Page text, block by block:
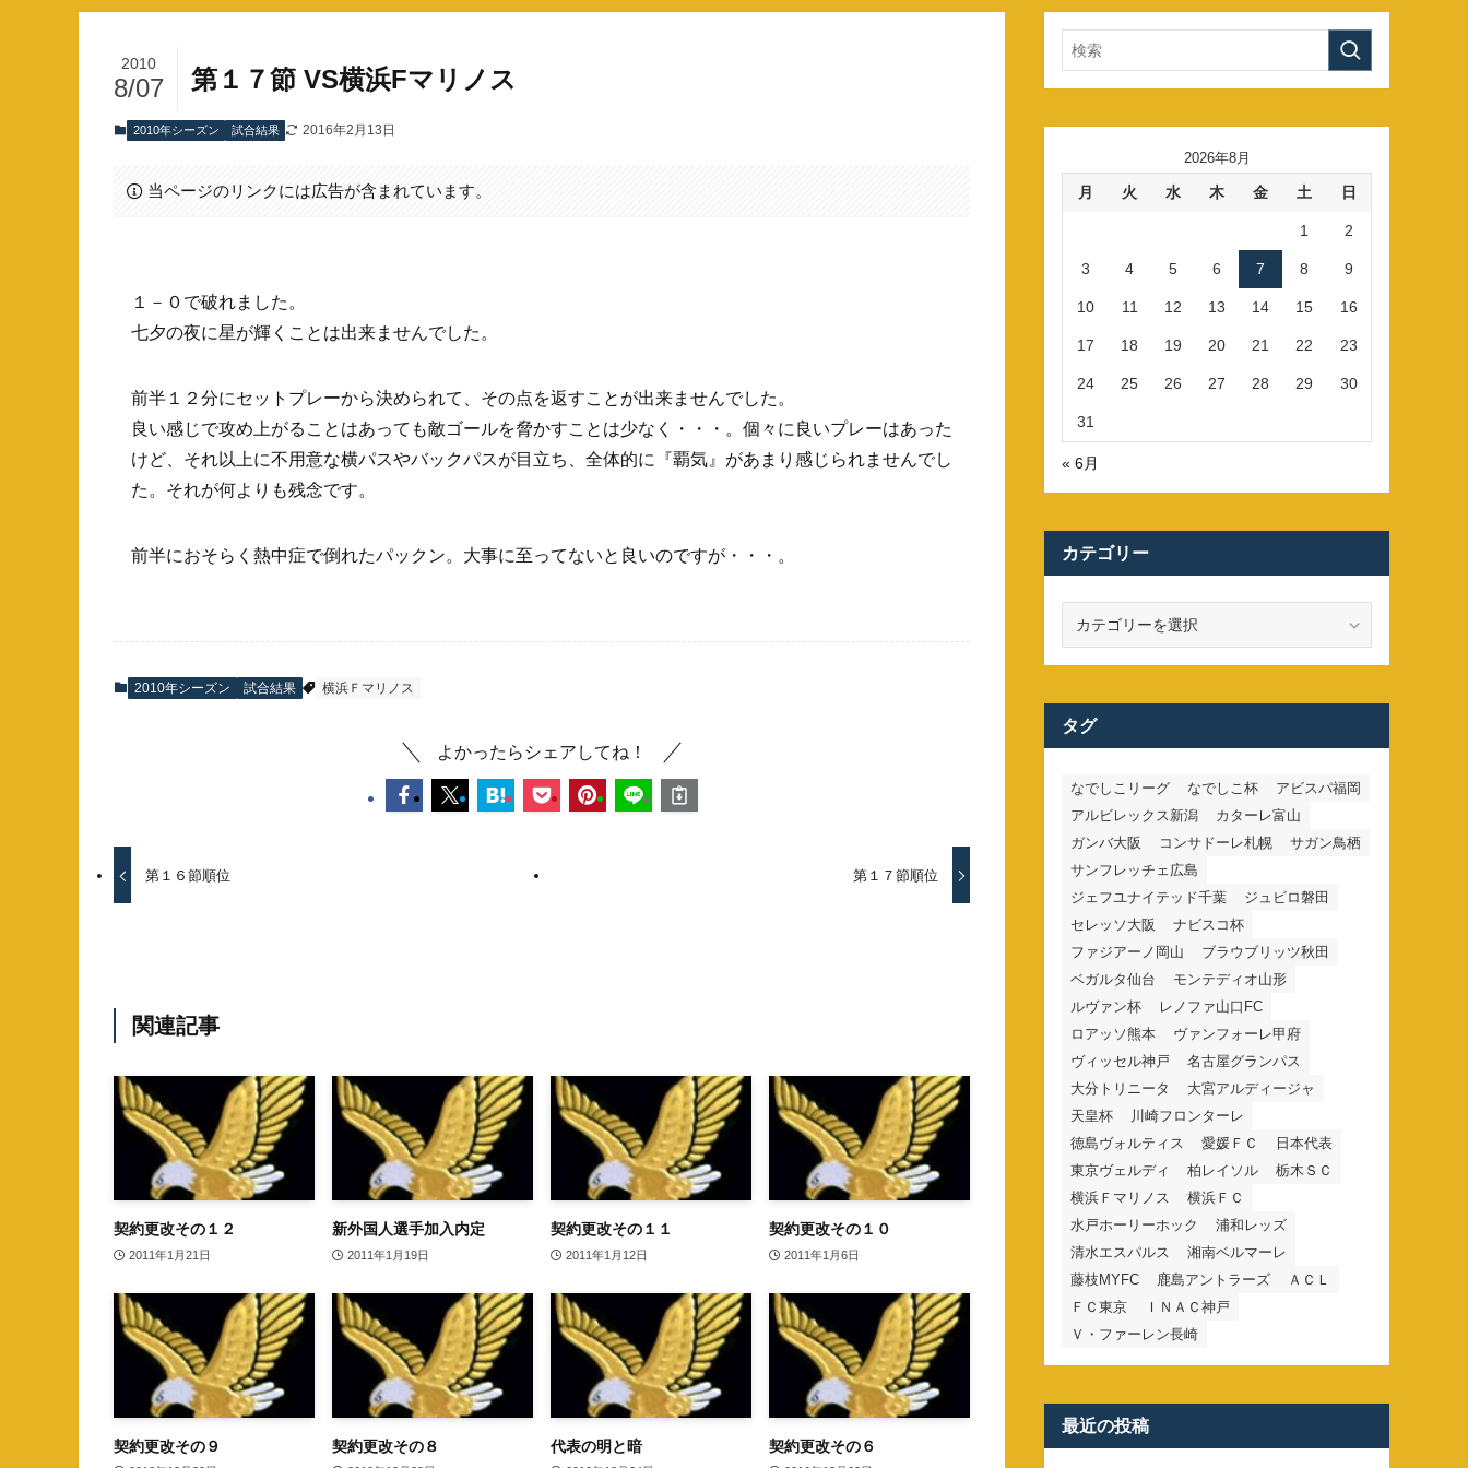
第１７節 VS横浜Fマリノス
2010
8/07
2010年シーズン 試合結果 2016年2月13日
当ページのリンクには広告が含まれています。
１－０で破れました。
七夕の夜に星が輝くことは出来ませんでした。
前半１２分にセットプレーから決められて、その点を返すことが出来ませんでした。
良い感じで攻め上がることはあっても敵ゴールを脅かすことは少なく・・・。個々に良いプレーはあった
けど、それ以上に不用意な横パスやバックパスが目立ち、全体的に『覇気』があまり感じられませんでし
た。それが何よりも残念です。
前半におそらく熱中症で倒れたパックン。大事に至ってないと良いのですが・・・。
2010年シーズン 試合結果 横浜Ｆマリノス
よかったらシェアしてね！
第１６節順位 第１７節順位
関連記事
契約更改その１２
2011年1月21日
新外国人選手加入内定
2011年1月19日
契約更改その１１
2011年1月12日
契約更改その１０
2011年1月6日
契約更改その９ 契約更改その８ 代表の明と暗 契約更改その６
2026年8月
月 火 水 木 金 土 日
1 2
3 4 5 6 7 8 9
10 11 12 13 14 15 16
17 18 19 20 21 22 23
24 25 26 27 28 29 30
31
« 6月
カテゴリー
ー
タグ
なでしこリーグ なでしこ杯
アビスパ福岡
アルビレックス新潟
カターレ富山
ガンバ大阪
コンサドーレ札幌
サガン鳥栖
サンフレッチェ広島
ジェフユナイテッド千葉
ジュビロ磐田
セレッソ大阪
ナビスコ杯
ファジアーノ岡山
ブラウブリッツ秋田
ベガルタ仙台
モンテディオ山形
ルヴァン杯
レノファ山口FC
ロアッソ熊本
ヴァンフォーレ甲府
ヴィッセル神戸
名古屋グランパス
大分トリニータ
大宮アルディージャ
天皇杯
川崎フロンターレ
徳島ヴォルティス
愛媛ＦＣ
日本代表
東京ヴェルディ
柏レイソル
栃木ＳＣ
横浜Ｆマリノス
横浜ＦＣ
水戸ホーリーホック
浦和レッズ
清水エスパルス
湘南ベルマーレ
藤枝MYFC
鹿島アントラーズ
ＡＣＬ
ＦＣ東京
ＩＮＡＣ神戸
Ｖ・ファーレン長崎
最近の投稿